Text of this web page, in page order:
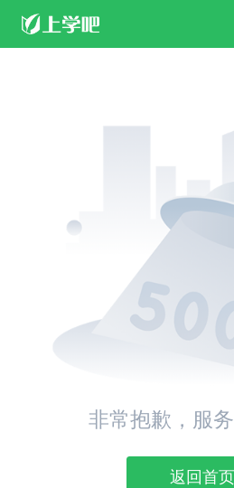
非常抱歉，服
返回首页